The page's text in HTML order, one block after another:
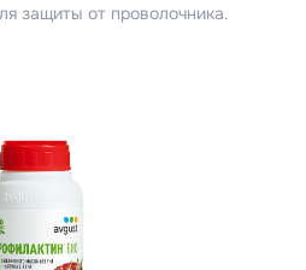
защиты от проволочника.